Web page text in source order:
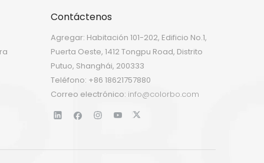
Contáctenos
Agregar: Habitación 101-202, Edificio No.1,
Puerta Oeste, 1412 Tongpu Road, Distrito
Putuo, Shanghái, 200333
Teléfono: +86 18621757880
Correo electrónico: info@colorbo.com